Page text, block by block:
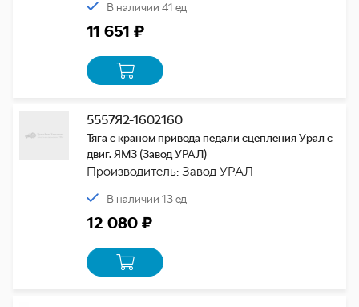
В наличии 41 ед
11 651 ₽
5557Я2-1602160
Тяга с краном привода педали сцепления Урал с
двиг. ЯМЗ (Завод УРАЛ)
Производитель: Завод УРАЛ
В наличии 13 ед
12 080 ₽